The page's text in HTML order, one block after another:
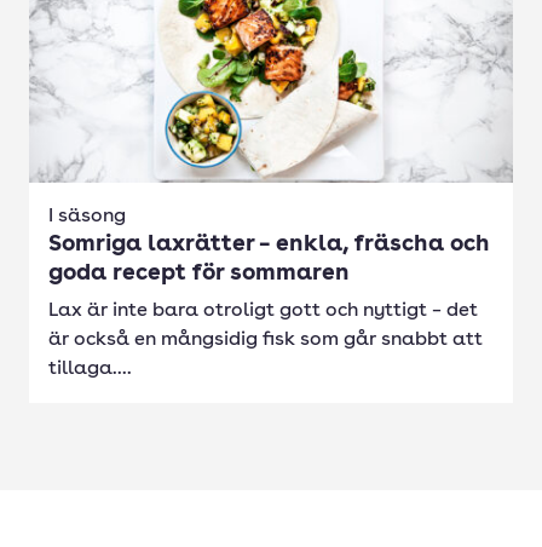
I säsong
Somriga laxrätter – enkla, fräscha och
goda recept för sommaren
Lax är inte bara otroligt gott och nyttigt – det
är också en mångsidig fisk som går snabbt att
tillaga....